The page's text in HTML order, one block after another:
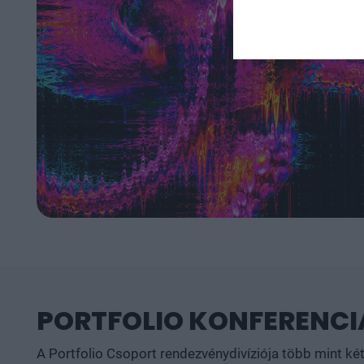
PORTFOLIO
A Portfolio Csoport rendezvénydivíziója több mint